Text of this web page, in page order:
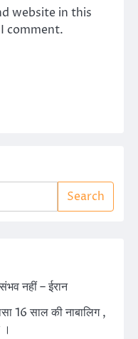
website in this
comment.
Search
नहीं – ईरान
16 साल की नाबालिग ,